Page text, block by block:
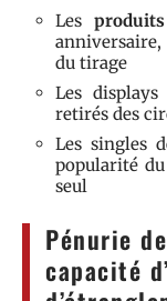
Les
du tirage
Les
retirés des
Les singles
popularité
seul
Pénurie
capacité